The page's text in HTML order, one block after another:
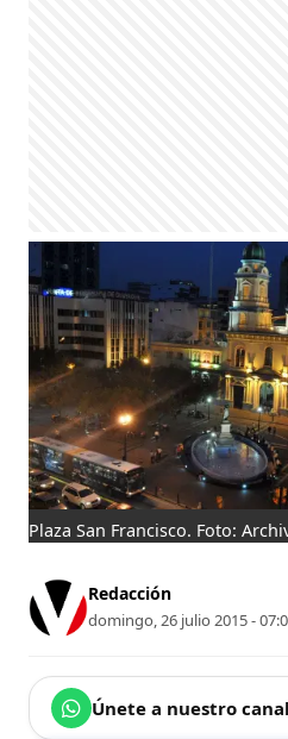
Plaza San Francisco. Foto:
Redacción
domingo, 26 julio 2015 -
Únete a nuestro